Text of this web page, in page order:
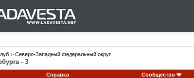
> Северо-Западный федеральный округ
- 3
Справка Сообщество